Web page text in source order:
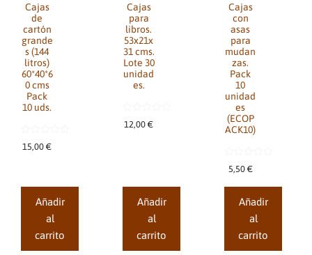
Cajas
de
cartón
grande
s (144
litros)
60*40*6
0 cms
Pack
10 uds.
0
d
15,00€
Añadir
al
carrito
Cajas
para
libros.
53x21x
31 cms.
Lote 30
unidad
es.
0
d
12,00€
Añadir
al
carrito
Cajas
con
asas
para
mudan
zas.
Pack
10
unidad
es
(ECOP
ACK10)
d
5
5,50 €
Añadir
al
carrito